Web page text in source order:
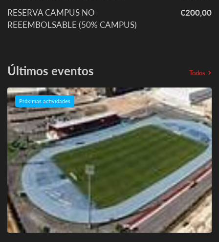
RESERVA CAMPUS NO
REEEMBOLSABLE (50% CAMPUS)
€200,00
Últimos eventos Todos
Próximas actividades